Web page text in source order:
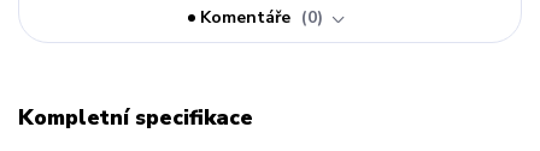
Komentáře
0
Kompletní specifikace